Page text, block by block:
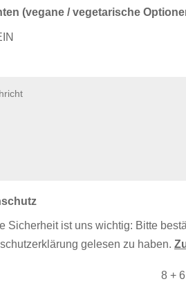
(vegane / vegetarische
Sicherheit ist uns wichtig: Bitte
gelesen zu haben.
8 + 6